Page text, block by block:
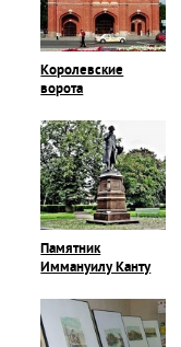
Королевские
ворота
Памятник
Иммануилу Канту